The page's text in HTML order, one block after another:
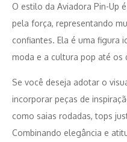
O estilo da Aviadora Pin-Up
pela força, representando
confiantes. Ela é uma figura
moda e a cultura pop até os
Se você deseja adotar o
incorporar peças de
como saias rodadas, tops
Combinando elegância e